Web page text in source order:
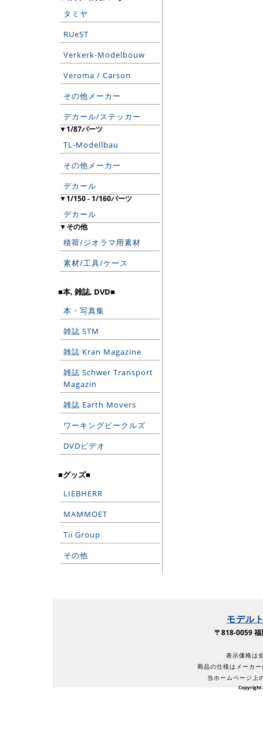
タミヤ
RUeST
Verkerk-Modelbouw
Veroma / Carson
その他メーカー
デカール/ステッカー
▼1/87パーツ
TL-Modellbau
その他メーカー
デカール
▼1/150 - 1/160パーツ
デカール
▼その他
積荷/ジオラマ用素材
素材/工具/ケース
■本, 雑誌, DVD■
本・写真集
雑誌 STM
雑誌 Kran Magazine
雑誌 Schwer Transport
Magazin
雑誌 Earth Movers
ワーキングビークルズ
DVDビデオ
■グッズ■
LIEBHERR
MAMMOET
Tii Group
その他
モデル
〒818-0059
表示価格は
商品の仕様はメーカ
当ホームページ上
Copyright